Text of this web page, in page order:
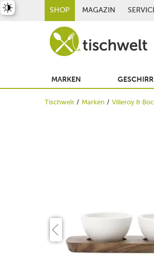
SHOP MAGAZIN
MARKEN GESCHIRR
Tischwelt Marken Villeroy &
umschalten